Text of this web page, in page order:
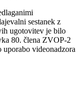
sestanek z
ugotovitev je bilo
80. člena ZVOP-2
uporabo videonadzora